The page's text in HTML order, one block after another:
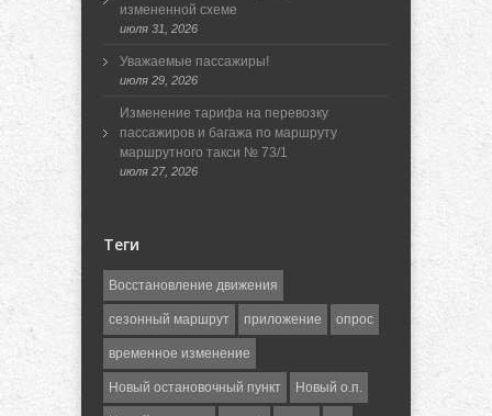
измененной схеме
июля 31, 2026
Уважаемые пассажиры!
июля 29, 2026
Изменение тарифа на перевозку
пассажиров и багажа по маршруту
маршрутного такси № 73/1
июля 27, 2026
Теги
Восстановление движения
сезонный маршрут приложение опрос
временное изменение
Новый остановочный пункт Новый о.п.